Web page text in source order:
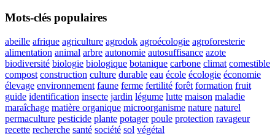
Mots-clés populaires
abeille afrique agriculture agrodok agroécologie agroforesterie
alimentation animal arbre autonomie autosuffisance azote
biodiversité biologie biologique botanique carbone climat comestible
compost construction culture durable eau école écologie économie
élevage environnement faune ferme fertilité forêt formation fruit
guide identification insecte jardin légume lutte maison maladie
maraîchage matière organique microorganisme nature naturel
permaculture pesticide plante potager poule protection ravageur
recette recherche santé société sol végétal